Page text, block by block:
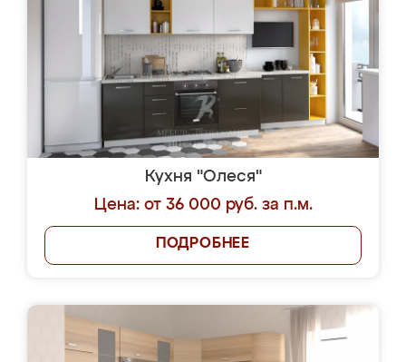
Кухня "Олеся"
Цена: от 36 000 руб. за п.м.
ПОДРОБНЕЕ